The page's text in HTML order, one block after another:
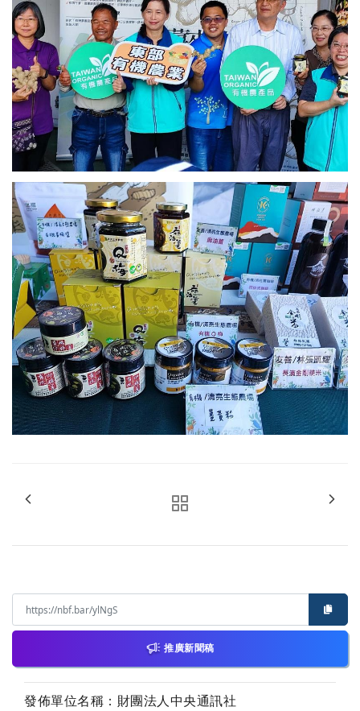
推廣新聞稿
發佈單位名稱：財團法人中央通訊社